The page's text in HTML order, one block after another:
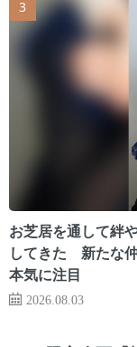
お芝居を通して絆
してきた 新たな
本気に注目
2026.08.03